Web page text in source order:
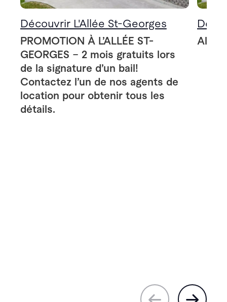
Découvrir L'Allée St-Georges
PROMOTION À L’ALLÉE ST-
GEORGES – 2 mois gratuits lors
de la signature d’un bail!
Contactez l’un de nos agents de
location pour obtenir tous les
détails.
Allée